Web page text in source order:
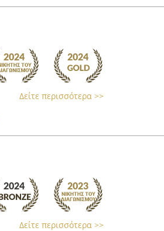
Δείτε περισσότερα >>
Δείτε περισσότερα >>